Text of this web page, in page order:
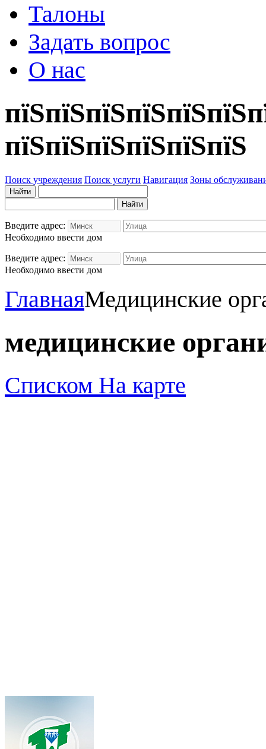
Талоны
Задать вопрос
О нас
пїЅпїЅпїЅпїЅпїЅпїЅ
Поиск учреждения Поиск услуги Навигация Зоны
Введите адрес:
Необходимо ввести дом
Введите адрес:
Необходимо ввести дом
ГлавнаяМедицинские
медицинские
Списком На карте